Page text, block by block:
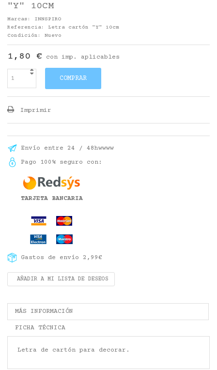
"Y" 10CM
Marcas:
INNSPIRO
Referencia:
Letra cartón "Y" 10cm
Condición:
Nuevo
1,80 € con imp. aplicables
COMPRAR
Imprimir
Envío entre 24 / 48hwwww
Pago 100% seguro con:
TARJETA BANCARIA
Gastos de envío 2,99€
AÑADIR A MI LISTA DE DESEOS
MÁS INFORMACIÓN
FICHA TÉCNICA
Letra de cartón para decorar.